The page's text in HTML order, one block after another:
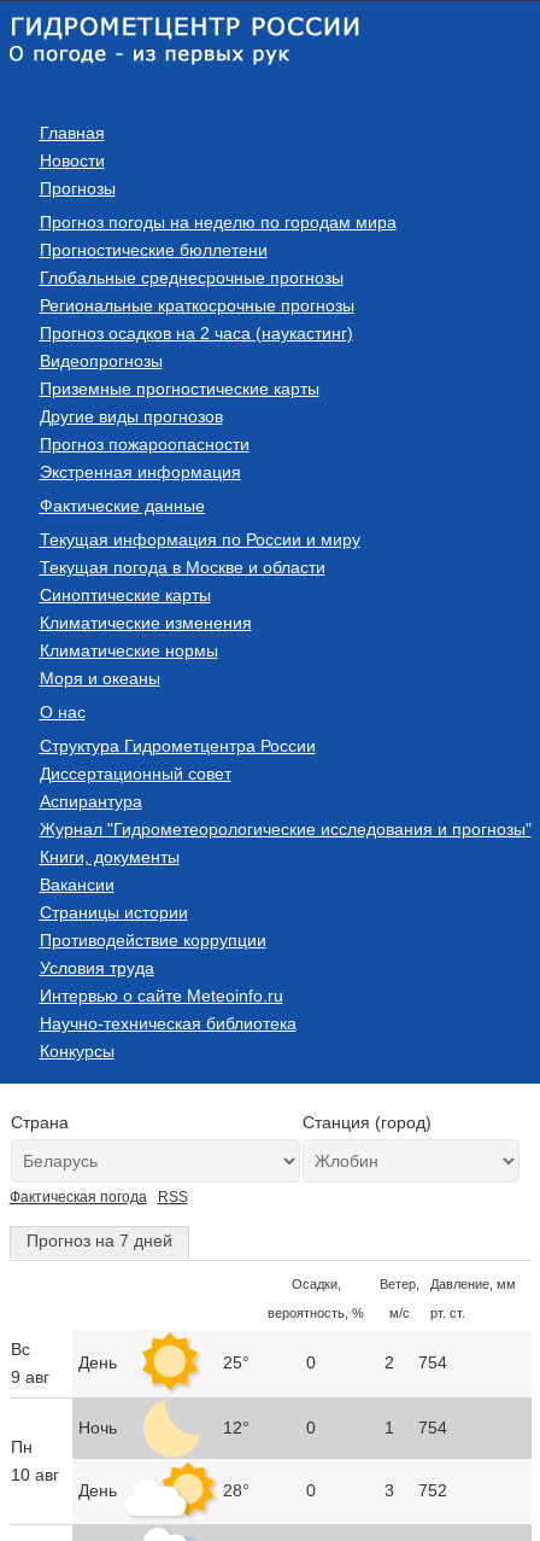
Главная
Новости
Прогнозы
Прогноз погоды на неделю по городам мира
Прогностические бюллетени
Глобальные среднесрочные прогнозы
Региональные краткосрочные прогнозы
Прогноз осадков на 2 часа (наукастинг)
Видеопрогнозы
Приземные прогностические карты
Другие виды прогнозов
Прогноз пожароопасности
Экстренная информация
Фактические данные
Текущая информация по России и миру
Текущая погода в Москве и области
Синоптические карты
Климатические изменения
Климатические нормы
Моря и океаны
О нас
Структура Гидрометцентра России
Диссертационный совет
Аспирантура
Журнал "Гидрометеорологические исследования и прогнозы"
Книги, документы
Вакансии
Страницы истории
Противодействие коррупции
Условия труда
Интервью о сайте Meteoinfo.ru
Научно-техническая библиотека
Конкурсы
Страна Станция (город)
Фактическая погода RSS
Прогноз на 7 дней
Осадки,
вероятность, %
Ветер,
м/с
Давление, мм
рт. ст.
Вс
9 авг
День 25° 0 2 754
Пн
10 авг
Ночь 12° 0 1 754
День 28° 0 3 752